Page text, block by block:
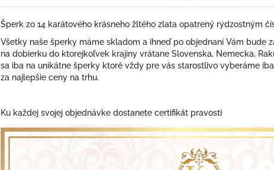
Šperk zo 14 karátového krásneho žltého zlata opatrený rýdzostným
Všetky naše šperky máme skladom a ihneď po objednaní Vám bude
na dobierku do ktorejkoľvek krajiny vrátane Slovenska, Nemecka,
sa iba na unikátne šperky ktoré vždy pre vás starostlivo vyberáme
za najlepšie ceny na trhu.
Ku každej svojej objednávke dostanete certifikát pravosti